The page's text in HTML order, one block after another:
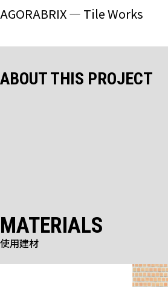
ッ
AGORABRIX ― Tile Works
ABOUT THIS PROJECT
MATERIALS
使用建材